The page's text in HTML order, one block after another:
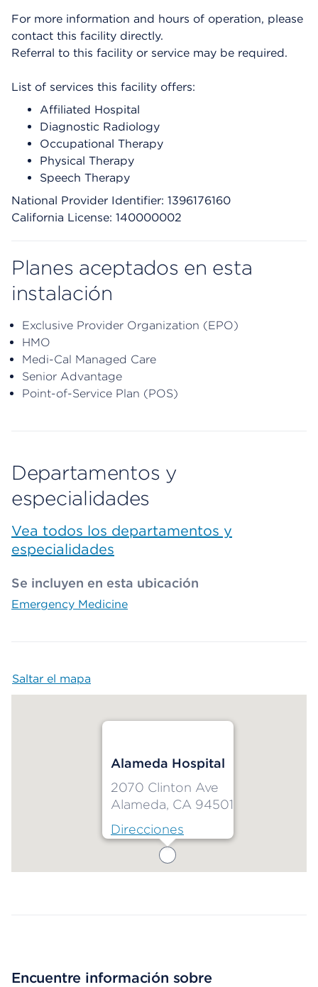
For more information and hours of operation, please
contact this facility directly.
Referral to this facility or service may be required.
List of services this facility offers:
Affiliated Hospital
Diagnostic Radiology
Occupational Therapy
Physical Therapy
Speech Therapy
National Provider Identifier: 1396176160
California License: 140000002
Planes aceptados en esta
instalación
Exclusive Provider Organization (EPO)
HMO
Medi-Cal Managed Care
Senior Advantage
Point-of-Service Plan (POS)
Departamentos y
especialidades
Vea todos los departamentos y
especialidades
Se incluyen en esta ubicación
Emergency Medicine
Saltar el mapa
Alameda Hospital
2070 Clinton Ave
Alameda, CA 94501
Direcciones
Encuentre información sobre